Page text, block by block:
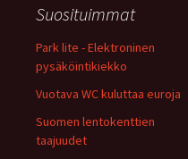
Suosituimmat
Park lite - Elektroninen
pysäköintikiekko
Vuotava WC kuluttaa euroja
Suomen lentokenttien
taajuudet